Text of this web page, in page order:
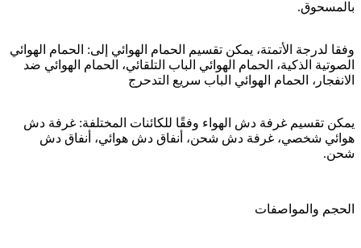
بالمسحوق.
وفقا لدرجة الأتمتة، يمكن تقسيم الحمام الهوائي إلى: الحمام الهوائي
الصوتية الذكية، الحمام الهوائي الباب التلقائي، الحمام الهوائي ضد
الانفجار، الحمام الهوائي الباب سريع التدحرج
يمكن تقسيم غرفة دش الهواء وفقًا للكائنات المختلفة: غرفة دش
هوائي شخصي، غرفة دش شحن، أنفاق دش هوائي، أنفاق دش
شحن.
الحجم والمواصفات